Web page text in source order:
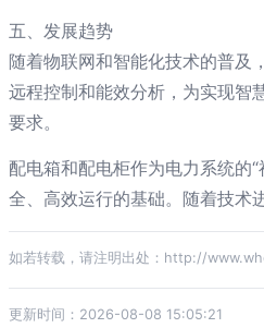
五、发展趋势
随着物联网和智能化技术的普及
远程控制和能效分析，为实现智
要求。
配电箱和配电柜作为电力系统的
全、高效运行的基础。随着技术
如若转载，请注明出处：http://
更新时间：2026-08-08 15:05:21